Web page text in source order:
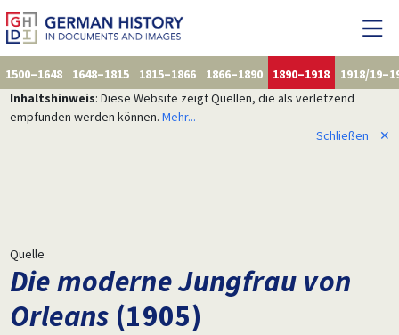
1500–1648 1648–1815 1815–1866 1866–1890 1890–1918
1918/
Inhaltshinweis: Diese Website zeigt Quellen, die als verletzend
empfunden werden können. Mehr...
Schließen
✕
Quelle
Die moderne Jungfrau von
Orleans (1905)